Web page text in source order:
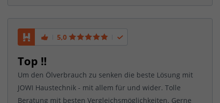
5,0
Top !!
Um den Ölverbrauch zu senken die beste Lösung mit
JOWI Haustechnik - mit allem für und wider. Tolle
Beratung mit besten Vergleichsmöglichkeiten. Gerne